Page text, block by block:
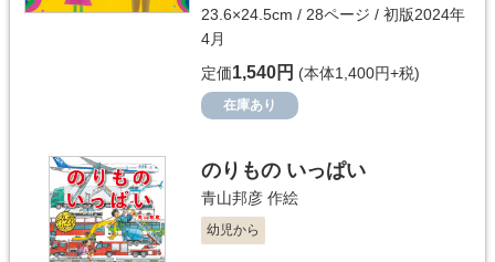
23.6×24.5cm / 28ページ / 初版2024年
4月
定価1,540円 (本体1,400円+税)
在庫あり
のりもの いっぱい
青山邦彦 作絵
幼児から